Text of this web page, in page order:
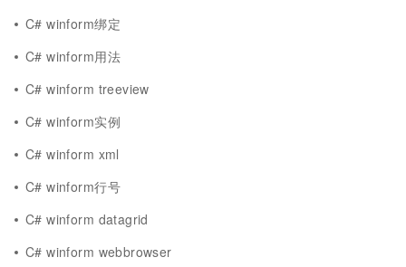
C# winform绑定
C# winform用法
C# winform treeview
C# winform实例
C# winform xml
C# winform行号
C# winform datagrid
C# winform webbrowser